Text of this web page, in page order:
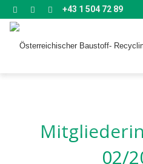
+43 1 504 72 89
02/